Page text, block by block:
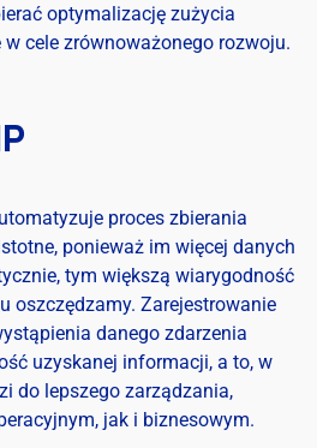
optymalizację zużycia
cele zrównoważonego rozwoju.
proces zbierania
ponieważ im więcej danych
tym większą wiarygodność
oszczędzamy. Zarejestrowanie
danego zdarzenia
uzyskanej informacji, a to, w
do lepszego zarządzania,
jak i biznesowym.